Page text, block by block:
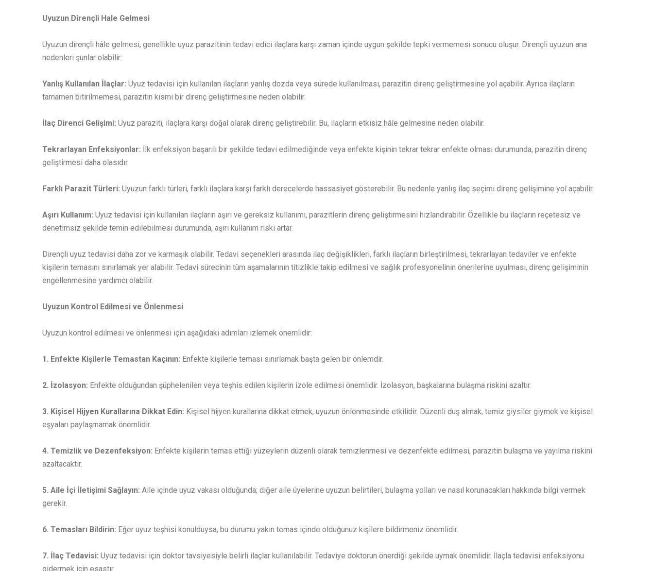
Uyuzun Dirençli Hale Gelmesi
Uyuzun dirençli hâle gelmesi, genellikle uyuz parazitinin tedavi edici ilaçlara karşı zaman içinde uygun şekilde tepki vermemesi sonucu oluşur. Dirençli uyuzun ana
nedenleri şunlar olabilir:
Yanlış Kullanılan İlaçlar: Uyuz tedavisi için kullanılan ilaçların yanlış dozda veya sürede kullanılması, parazitin direnç geliştirmesine yol açabilir. Ayrıca ilaçların
tamamen bitirilmemesi, parazitin kısmi bir direnç geliştirmesine neden olabilir.
İlaç Direnci Gelişimi: Uyuz paraziti, ilaçlara karşı doğal olarak direnç geliştirebilir. Bu, ilaçların etkisiz hâle gelmesine neden olabilir.
Tekrarlayan Enfeksiyonlar: İlk enfeksiyon başarılı bir şekilde tedavi edilmediğinde veya enfekte kişinin tekrar tekrar enfekte olması durumunda, parazitin direnç
geliştirmesi daha olasıdır.
Farklı Parazit Türleri: Uyuzun farklı türleri, farklı ilaçlara karşı farklı derecelerde hassasiyet gösterebilir. Bu nedenle yanlış ilaç seçimi direnç gelişimine yol açabilir.
Aşırı Kullanım: Uyuz tedavisi için kullanılan ilaçların aşırı ve gereksiz kullanımı, parazitlerin direnç geliştirmesini hızlandırabilir. Özellikle bu ilaçların reçetesiz ve
denetimsiz şekilde temin edilebilmesi durumunda, aşırı kullanım riski artar.
Dirençli uyuz tedavisi daha zor ve karmaşık olabilir. Tedavi seçenekleri arasında ilaç değişiklikleri, farklı ilaçların birleştirilmesi, tekrarlayan tedaviler ve enfekte
kişilerin temasını sınırlamak yer alabilir. Tedavi sürecinin tüm aşamalarının titizlikle takip edilmesi ve sağlık profesyonelinin önerilerine uyulması, direnç gelişiminin
engellenmesine yardımcı olabilir.
Uyuzun Kontrol Edilmesi ve Önlenmesi
Uyuzun kontrol edilmesi ve önlenmesi için aşağıdaki adımları izlemek önemlidir:
1. Enfekte Kişilerle Temastan Kaçının: Enfekte kişilerle teması sınırlamak başta gelen bir önlemdir.
2. İzolasyon: Enfekte olduğundan şüphelenilen veya teşhis edilen kişilerin izole edilmesi önemlidir. İzolasyon, başkalarına bulaşma riskini azaltır.
3. Kişisel Hijyen Kurallarına Dikkat Edin: Kişisel hijyen kurallarına dikkat etmek, uyuzun önlenmesinde etkilidir. Düzenli duş almak, temiz giysiler giymek ve kişisel
eşyaları paylaşmamak önemlidir.
4. Temizlik ve Dezenfeksiyon: Enfekte kişilerin temas ettiği yüzeylerin düzenli olarak temizlenmesi ve dezenfekte edilmesi, parazitin bulaşma ve yayılma riskini
azaltacaktır.
5. Aile İçi İletişimi Sağlayın: Aile içinde uyuz vakası olduğunda; diğer aile üyelerine uyuzun belirtileri, bulaşma yolları ve nasıl korunacakları hakkında bilgi vermek
gerekir.
6. Temasları Bildirin: Eğer uyuz teşhisi konulduysa, bu durumu yakın temas içinde olduğunuz kişilere bildirmeniz önemlidir.
7. İlaç Tedavisi: Uyuz tedavisi için doktor tavsiyesiyle belirli ilaçlar kullanılabilir. Tedaviye doktorun önerdiği şekilde uymak önemlidir. İlaçla tedavisi enfeksiyonu
gidermek için esastır.